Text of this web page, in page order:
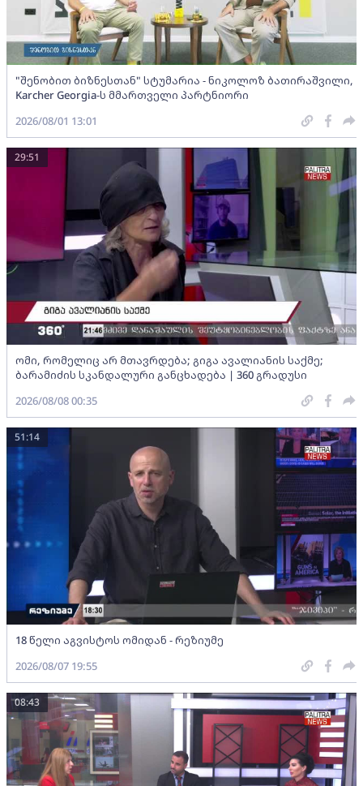
"შენობით ბიზნესთან" სტუმარია - ნიკოლოზ ბათირაშვილი,
Karcher Georgia-ს მმართველი პარტნიორი
2026/08/01 13:01
ომი, რომელიც არ მთავრდება; გიგა ავალიანის საქმე;
ბარამიძის სკანდალური განცხადება | 360 გრადუსი
29:51
2026/08/08 00:35
18 წელი აგვისტოს ომიდან - რეზიუმე
51:14
2026/08/07 19:55
08:43